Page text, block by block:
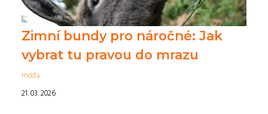
Zimní bundy pro náročné: Jak
vybrat tu pravou do mrazu
móda
21. 03. 2026